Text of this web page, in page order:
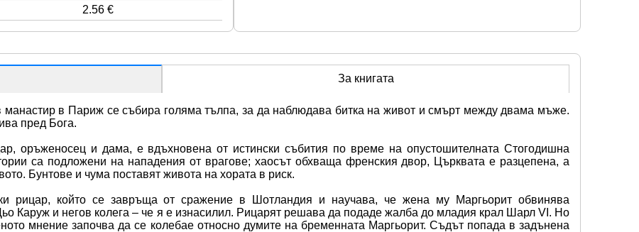
2.56 €
За книгата
манастир в Париж се събира голяма тълпа, за да наблюдава битка на живот и смърт между двама мъже.
пред Бога.
оръженосец и дама, е вдъхновена от истински събития по време на опустошителната Стогодишна
са подложени на нападения от врагове; хаосът обхваща френския двор, Църквата е разцепена, а
Бунтове и чума поставят живота на хората в риск.
рицар, който се завръща от сражение в Шотландия и научава, че жена му Маргьорит обвинява
Каруж и негов колега – че я е изнасилил. Рицарят решава да подаде жалба до младия крал Шарл VI. Но
мнение започва да се колебае относно думите на бременната Маргьорит. Съдът попада в задънена